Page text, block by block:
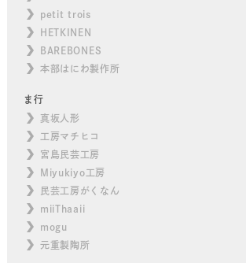
petit trois
HETKINEN
BAREBONES
本部はにわ製作所
ま行
真坂人形
工房マチヒコ
宮島民芸工房
Miyukiyo工房
民芸工房がくなん
miiThaaii
mogu
元重製陶所